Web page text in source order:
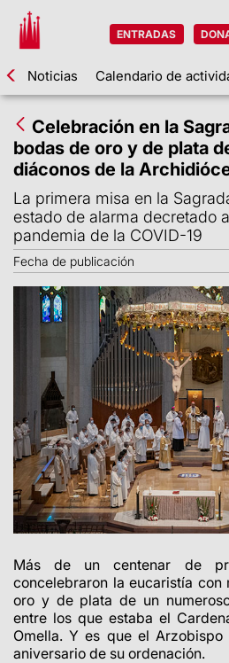
ENTRADAS
Noticias Calendario de
Celebración en la
bodas de oro y de plata
diáconos de la
La primera misa en la
estado de alarma decretado
pandemia de la COVID-19
Fecha de publicación
Más de un centenar de
concelebraron la eucaristía
oro y de plata de un
entre los que estaba el
Omella. Y es que el
aniversario de su ordenación.